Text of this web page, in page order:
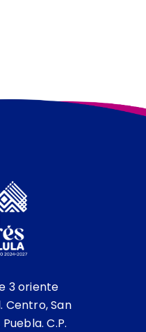
3 oriente
Centro, San
C.P.